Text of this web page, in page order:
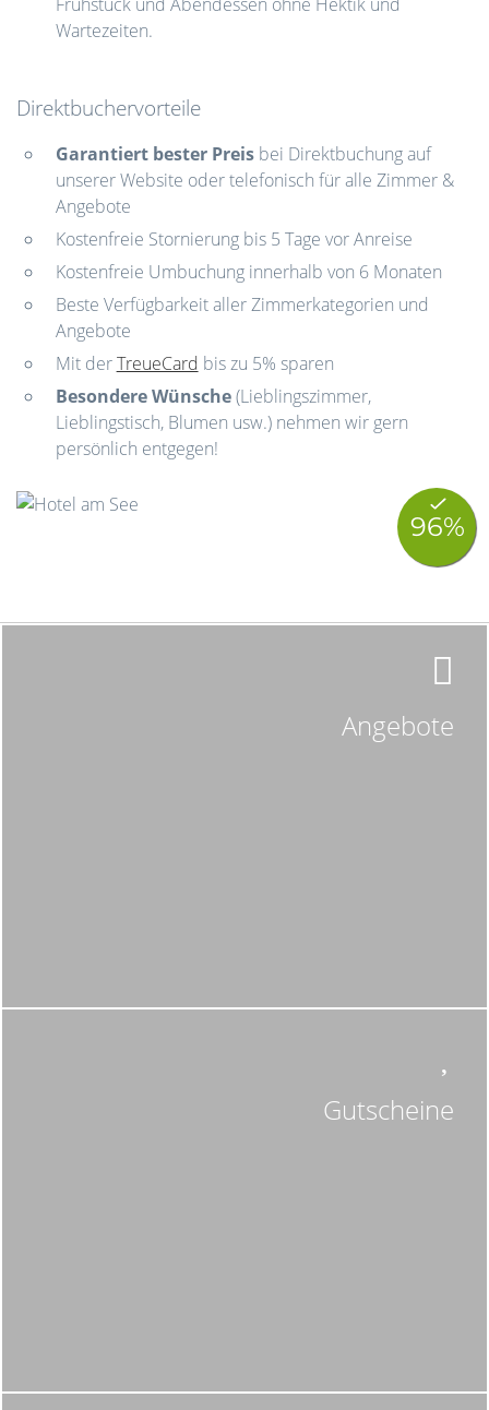
Wartezeiten.
Direktbuchervorteile
Garantiert bester Preisbei Direktbuchung auf
unserer Website oder telefonisch für alle Zimmer &
Angebote
Kostenfreie Stornierung bis 5 Tage vor Anreise
Kostenfreie Umbuchung innerhalb von 6 Monaten
Beste Verfügbarkeit aller Zimmerkategorien und
Angebote
Mit derTreueCard bis zu 5% sparen
Besondere Wünsche(Lieblingszimmer,
Lieblingstisch, Blumen usw.) nehmen wir gern
persönlich entgegen!
Angebote
Gutscheine